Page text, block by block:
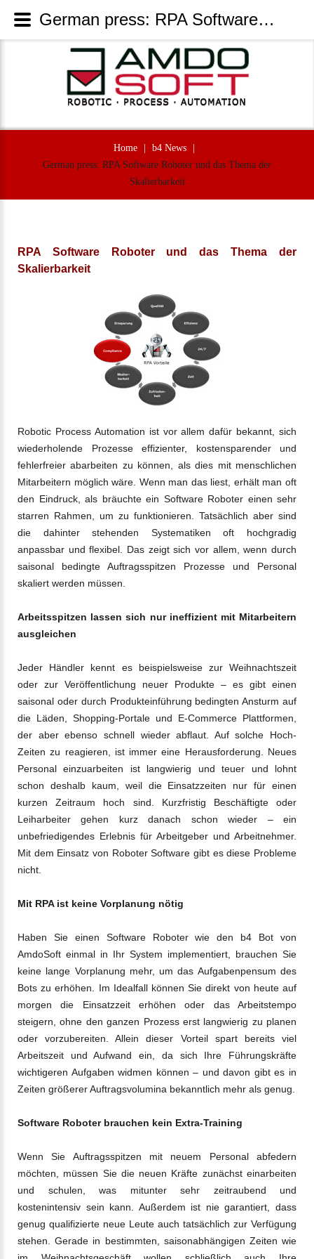
Home b4 News
German press: RPA Software Roboter und das Thema der
Skalierbarkeit
RPA Software Roboter und das Thema der
Skalierbarkeit
Robotic Process Automation ist vor allem dafür bekannt, sich
wiederholende Prozesse effizienter, kostensparender und
fehlerfreier abarbeiten zu können, als dies mit menschlichen
Mitarbeitern möglich wäre. Wenn man das liest, erhält man oft
den Eindruck, als bräuchte ein Software Roboter einen sehr
starren Rahmen, um zu funktionieren. Tatsächlich aber sind
die dahinter stehenden Systematiken oft hochgradig
anpassbar und flexibel. Das zeigt sich vor allem, wenn durch
saisonal bedingte Auftragsspitzen Prozesse und Personal
skaliert werden müssen.
Arbeitsspitzen lassen sich nur ineffizient mit Mitarbeitern
ausgleichen
Jeder Händler kennt es beispielsweise zur Weihnachtszeit
oder zur Veröffentlichung neuer Produkte – es gibt einen
saisonal oder durch Produkteinführung bedingten Ansturm auf
die Läden, Shopping-Portale und E-Commerce Plattformen,
der aber ebenso schnell wieder abflaut. Auf solche Hoch-
Zeiten zu reagieren, ist immer eine Herausforderung. Neues
Personal einzuarbeiten ist langwierig und teuer und lohnt
schon deshalb kaum, weil die Einsatzzeiten nur für einen
kurzen Zeitraum hoch sind. Kurzfristig Beschäftigte oder
Leiharbeiter gehen kurz danach schon wieder – ein
unbefriedigendes Erlebnis für Arbeitgeber und Arbeitnehmer.
Mit dem Einsatz von Roboter Software gibt es diese Probleme
nicht.
Mit RPA ist keine Vorplanung nötig
Haben Sie einen Software Roboter wie den b4 Bot von
AmdoSoft einmal in Ihr System implementiert, brauchen Sie
keine lange Vorplanung mehr, um das Aufgabenpensum des
Bots zu erhöhen. Im Idealfall können Sie direkt von heute auf
morgen die Einsatzzeit erhöhen oder das Arbeitstempo
steigern, ohne den ganzen Prozess erst langwierig zu planen
oder vorzubereiten. Allein dieser Vorteil spart bereits viel
Arbeitszeit und Aufwand ein, da sich Ihre Führungskräfte
wichtigeren Aufgaben widmen können – und davon gibt es in
Zeiten größerer Auftragsvolumina bekanntlich mehr als genug.
Software Roboter brauchen kein Extra-Training
Wenn Sie Auftragsspitzen mit neuem Personal abfedern
möchten, müssen Sie die neuen Kräfte zunächst einarbeiten
und schulen, was mitunter sehr zeitraubend und
kostenintensiv sein kann. Außerdem ist nie garantiert, dass
genug qualifizierte neue Leute auch tatsächlich zur Verfügung
stehen. Gerade in bestimmten, saisonabhängigen Zeiten wie
German press: RPA Software Roboter und das Thema der Skalierbarkeit - AmdoSoft Systems